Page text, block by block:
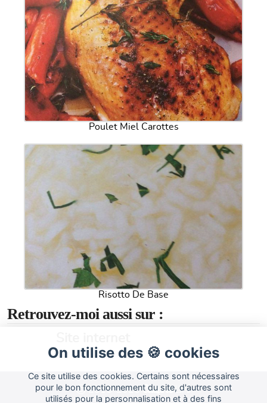
Poulet Miel Carottes
Risotto De Base
Retrouvez-moi aussi sur :
On utilise des 🍪 cookies
Ce site utilise des cookies. Certains sont nécessaires
pour le bon fonctionnement du site, d'autres sont
utilisés pour la personnalisation et à des fins
2015-2026CuisineLand